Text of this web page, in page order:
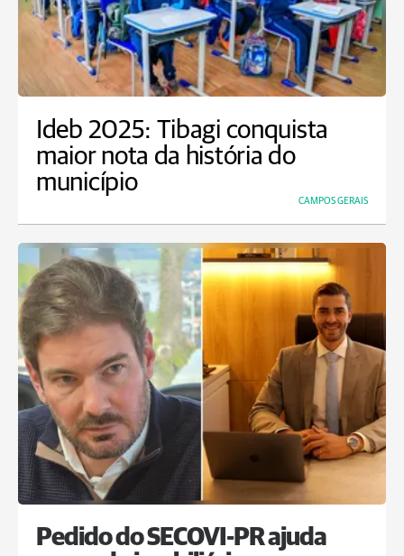
Ideb 2025: Tibagi conquista
maior nota da história do
município
CAMPOS GERAIS
Pedido do SECOVI-PR ajuda